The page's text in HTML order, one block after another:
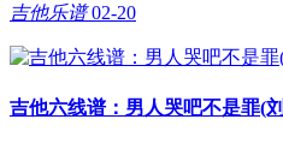
吉他乐谱 02-20
吉他六线谱：男人哭吧不是罪(